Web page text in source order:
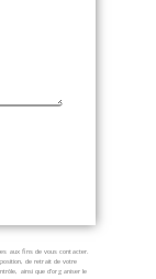
aux fins de vous contacter.
de retrait de votre
ainsi que d’organiser le